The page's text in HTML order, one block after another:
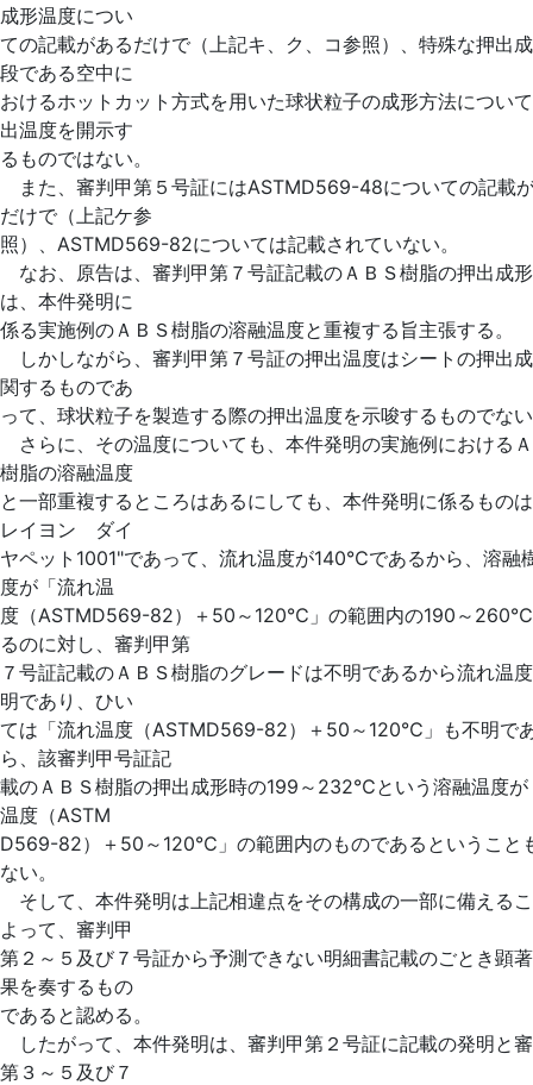
成形温度につい
ての記載があるだけで（上記キ、ク、コ参照）、特殊な押出
段である空中に
おけるホットカット方式を用いた球状粒子の成形方法につい
出温度を開示す
るものではない。
また、審判甲第５号証にはASTMD569-48についての記載
だけで（上記ケ参
照）、ASTMD569-82については記載されていない。
なお、原告は、審判甲第７号証記載のＡＢＳ樹脂の押出成
は、本件発明に
係る実施例のＡＢＳ樹脂の溶融温度と重複する旨主張する。
しかしながら、審判甲第７号証の押出温度はシートの押出
関するものであ
って、球状粒子を製造する際の押出温度を示唆するものでな
さらに、その温度についても、本件発明の実施例における
樹脂の溶融温度
と一部重複するところはあるにしても、本件発明に係るもの
レイヨン ダイ
ヤペット1001"であって、流れ温度が140℃であるから、溶融
度が「流れ温
度（ASTMD569-82）＋50～120℃」の範囲内の190～
るのに対し、審判甲第
７号証記載のＡＢＳ樹脂のグレードは不明であるから流れ温
明であり、ひい
ては「流れ温度（ASTMD569-82）＋50～120℃」も不明で
ら、該審判甲号証記
載のＡＢＳ樹脂の押出成形時の199～232℃という溶融温度が
温度（ASTM
D569-82）＋50～120℃」の範囲内のものであるということ
ない。
そして、本件発明は上記相違点をその構成の一部に備える
よって、審判甲
第２～５及び７号証から予測できない明細書記載のごとき顕
果を奏するもの
であると認める。
したがって、本件発明は、審判甲第２号証に記載の発明と
第３～５及び７